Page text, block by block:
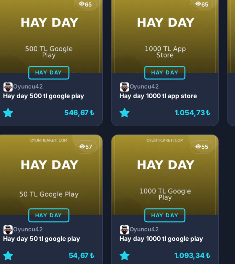
65
HAY DAY
Oyuncu42
Hay day 500 tl google play
546,67 ₺
65
HAY DAY
Oyuncu42
Hay day 1000 tl app store
1.054,73 ₺
57
HAY DAY
Oyuncu42
Hay day 50 tl google play
54,67 ₺
55
HAY DAY
Oyuncu42
Hay day 1000 tl google play
1.093,34 ₺